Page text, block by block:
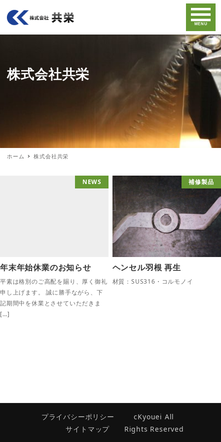
MENU
株式会社共栄
ホーム 株式会社共栄
NEWS
年末年始休業のお知らせ
平素は格別のご高配を賜り、厚く御礼
申し上げます。 誠に勝手ながら、下
記期間中を休業とさせていただきま
[…]
補修製品
ヘンセル羽根 再生
材質：SUS316・コルモノイ
プライバシーポリシー
サイトマップ
cKyouei All
Rights Reserved